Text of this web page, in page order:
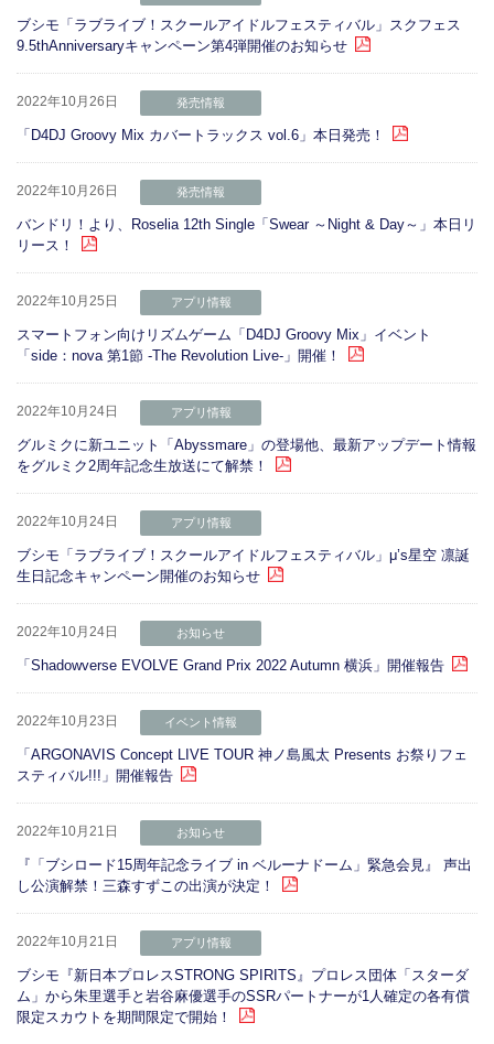
ブシモ「ラブライブ！スクールアイドルフェスティバル」スクフェス
9.5thAnniversaryキャンペーン第4弾開催のお知らせ
2022年10月26日 発売情報
「D4DJ Groovy Mix カバートラックス vol.6」本日発売！
2022年10月26日 発売情報
バンドリ！より、Roselia 12th Single「Swear ～Night & Day～」本日リ
リース！
2022年10月25日 アプリ情報
スマートフォン向けリズムゲーム「D4DJ Groovy Mix」イベント
「side：nova 第1節 -The Revolution Live-」開催！
2022年10月24日 アプリ情報
グルミクに新ユニット「Abyssmare」の登場他、最新アップデート情報
をグルミク2周年記念生放送にて解禁！
2022年10月24日 アプリ情報
ブシモ「ラブライブ！スクールアイドルフェスティバル」μ’s星空 凛誕
生日記念キャンペーン開催のお知らせ
2022年10月24日 お知らせ
「Shadowverse EVOLVE Grand Prix 2022 Autumn 横浜」開催報告
2022年10月23日 イベント情報
「ARGONAVIS Concept LIVE TOUR 神ノ島風太 Presents お祭りフェ
スティバル!!!」開催報告
2022年10月21日 お知らせ
『「ブシロード15周年記念ライブ in ベルーナドーム」緊急会見』 声出
し公演解禁！三森すずこの出演が決定！
2022年10月21日 アプリ情報
ブシモ『新日本プロレスSTRONG SPIRITS』プロレス団体「スターダ
ム」から朱里選手と岩谷麻優選手のSSRパートナーが1人確定の各有償
限定スカウトを期間限定で開始！